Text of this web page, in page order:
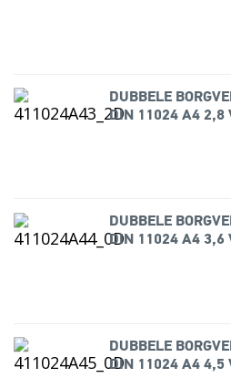
DUBBELE
DIN 11024 A4 2,8
DUBBELE
DIN 11024 A4 3,6
DUBBELE
DIN 11024 A4 4,5